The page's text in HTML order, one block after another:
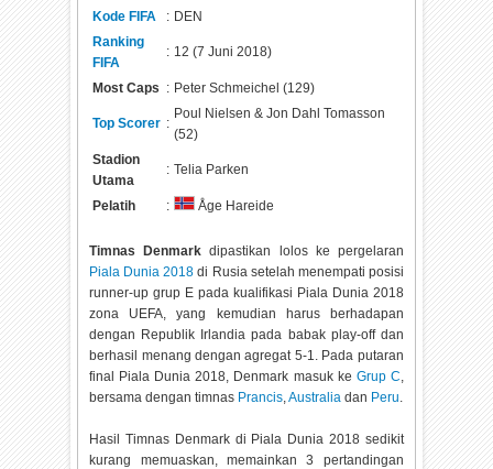
Kode FIFA : DEN
Ranking
FIFA
: 12 (7 Juni 2018)
Most Caps : Peter Schmeichel (129)
Top Scorer :
Poul Nielsen & Jon Dahl Tomasson
(52)
Stadion
Utama
: Telia Parken
Pelatih : Åge Hareide
Timnas Denmark dipastikan lolos ke pergelaran
Piala Dunia 2018 di Rusia setelah menempati posisi
runner-up grup E pada kualifikasi Piala Dunia 2018
zona UEFA, yang kemudian harus berhadapan
dengan Republik Irlandia pada babak play-off dan
berhasil menang dengan agregat 5-1. Pada putaran
final Piala Dunia 2018, Denmark masuk ke Grup C,
bersama dengan timnas Prancis,Australia dan Peru.
Hasil Timnas Denmark di Piala Dunia 2018 sedikit
kurang memuaskan, memainkan 3 pertandingan